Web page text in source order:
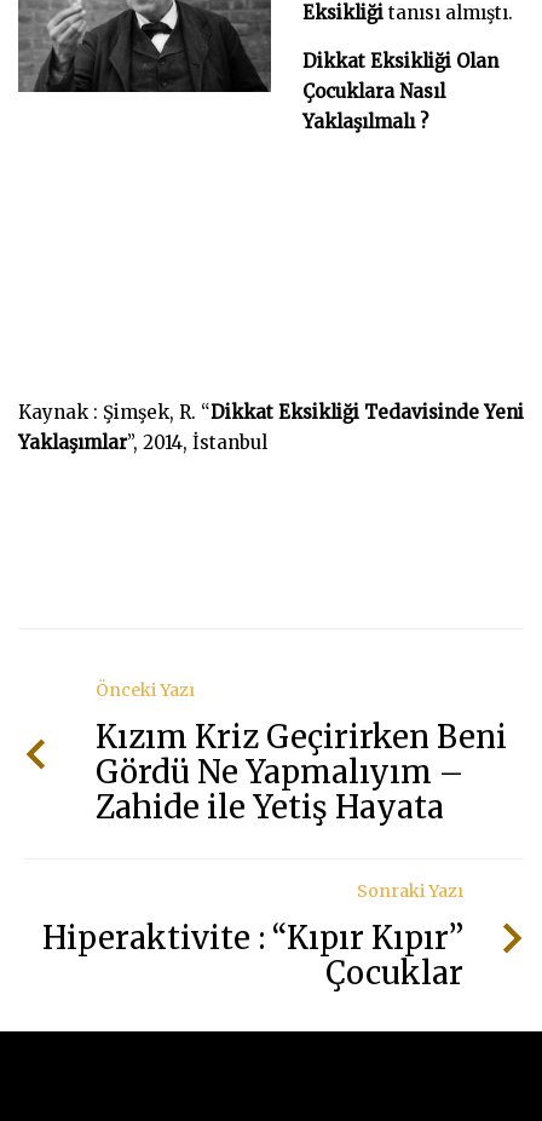
Eksikliğitanısı almıştı.
Dikkat Eksikliği Olan
Çocuklara Nasıl
Yaklaşılmalı ?
Kaynak : Şimşek, R. “Dikkat Eksikliği Tedavisinde Yeni
Yaklaşımlar”, 2014, İstanbul
Önceki Yazı
Kızım Kriz Geçirirken Beni
Gördü Ne Yapmalıyım –
Zahide ile Yetiş Hayata
Sonraki Yazı
Hiperaktivite : “Kıpır Kıpır”
Çocuklar